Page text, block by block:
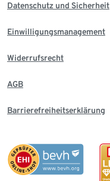
Datenschutz und Sicherheit
Einwilligungsmanagement
Widerrufsrecht
AGB
Barrierefreiheitserklärung